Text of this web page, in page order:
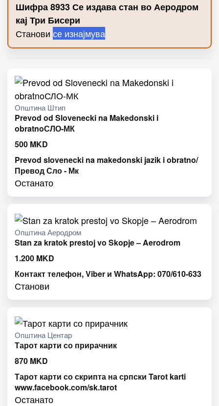
Шифра 8933 Се издава стан во Аеродром
кај Три Бисери
Станови се изнајмува
Општина Штип
Prevod od Slovenecki na Makedonski i
obratnoСЛО-МК
500 MKD
Prevod slovenecki na makedonski jazik i obratno/
Превод Сло - Мк
Останато
Општина Аеродром
Stan za kratok prestoj vo Skopje – Aerodrom
1.200 MKD
Контакт телефон, Viber и WhatsApp: 070/610-633
Станови
Општина Центар
Тарот карти со прирачник
870 MKD
Тарот карти со скрипта на српски Tarot karti
www.facebook.com/sk.tarot
Останато